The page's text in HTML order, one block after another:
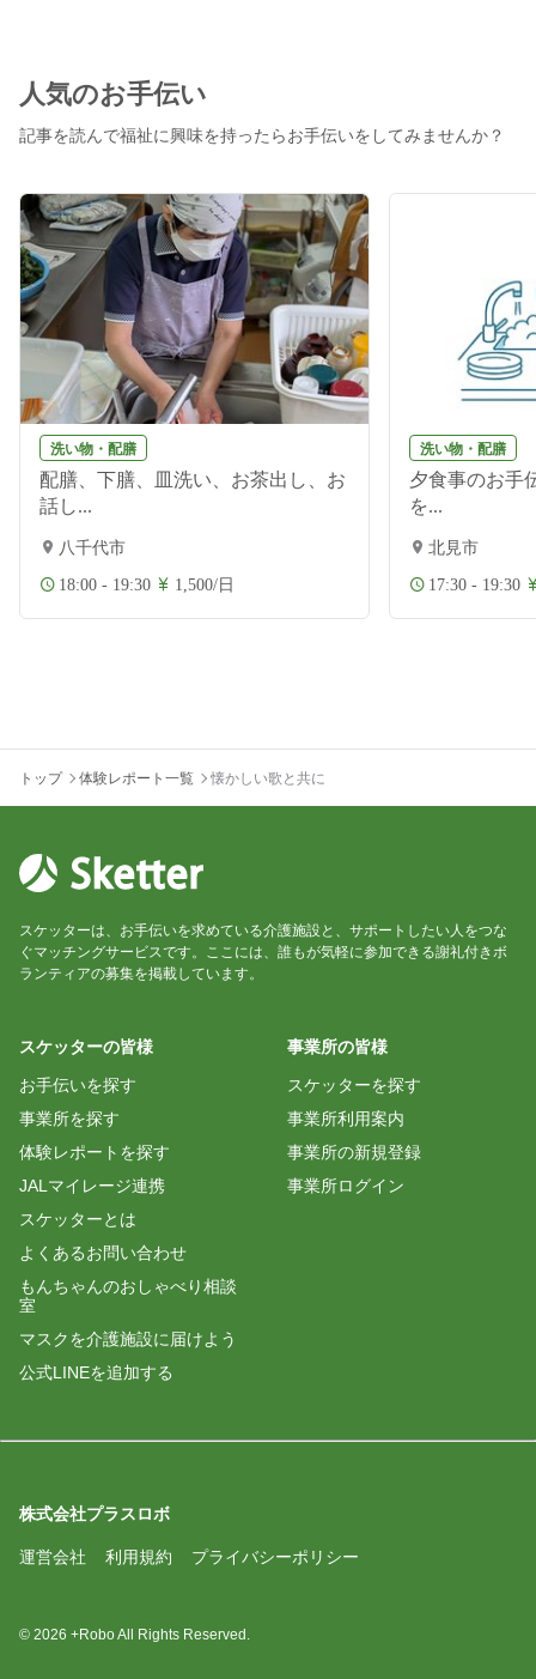
人気のお手伝い
記事を読んで福祉に興味を持ったらお手伝いをしてみませんか？
洗い物・配膳
配膳、下膳、皿洗い、お茶出し、お
話し...
八千代市
18:00 - 19:30 1,500/日
洗い物・配膳
夕食事のお手
を...
北見市
17:30 - 19:30
トップ 体験レポート一覧 懐かしい歌と共に
スケッターは、お手伝いを求めている介護施設と、サポートしたい人をつな
ぐマッチングサービスです。ここには、誰もが気軽に参加できる謝礼付きボ
ランティアの募集を掲載しています。
スケッターの皆様
お手伝いを探す
事業所を探す
体験レポートを探す
JALマイレージ連携
スケッターとは
よくあるお問い合わせ
もんちゃんのおしゃべり相談
室
マスクを介護施設に届けよう
公式LINEを追加する
事業所の皆様
スケッターを探す
事業所利用案内
事業所の新規登録
事業所ログイン
株式会社プラスロボ
運営会社 利用規約 プライバシーポリシー
© 2026 +Robo All Rights Reserved.